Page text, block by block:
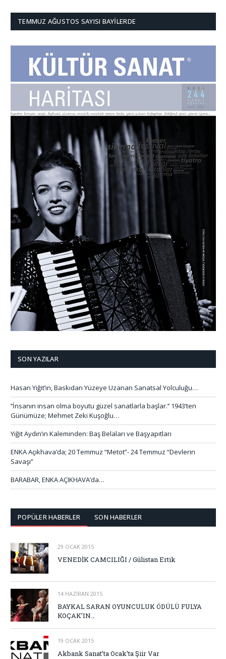
TEMMUZ AĞUSTOS SAYISI BAYILERDE
SON YAZILAR
Hasan Yiğit’in, Baskıdan Yüzeye Uzanan Sanatsal Yolculuğu…
‘’İnsanın insan olma boyutu güzel sanatlarla başlar.’’ 1943’ten
Günümüze; Mehmet Zeki Kuşoğlu…
Yiğit Aydın’ın Kaleminden: Baş Belaları ve Başyapıtları
ENKA Açıkhava’da; 20 Temmuz “Metot”- 24 Temmuz “Devlerin
Savaşı”
BARABAR, ENKA AÇIKHAVA’da…
POPÜLER HABERLER SON HABERLER
29 OCAK 2015
VENEDİK CAMCILIĞI / Gülistan Ertik
14 HAZIRAN 2015
BAYKAL SARAN OYUNCULUK ÖDÜLÜ FULYA
KOÇAK’IN…
19 OCAK 2015
Akbank Sanat’ta Ocak’ta Şiir Var